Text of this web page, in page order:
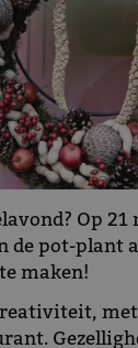
Op
de pot-plant
maken!